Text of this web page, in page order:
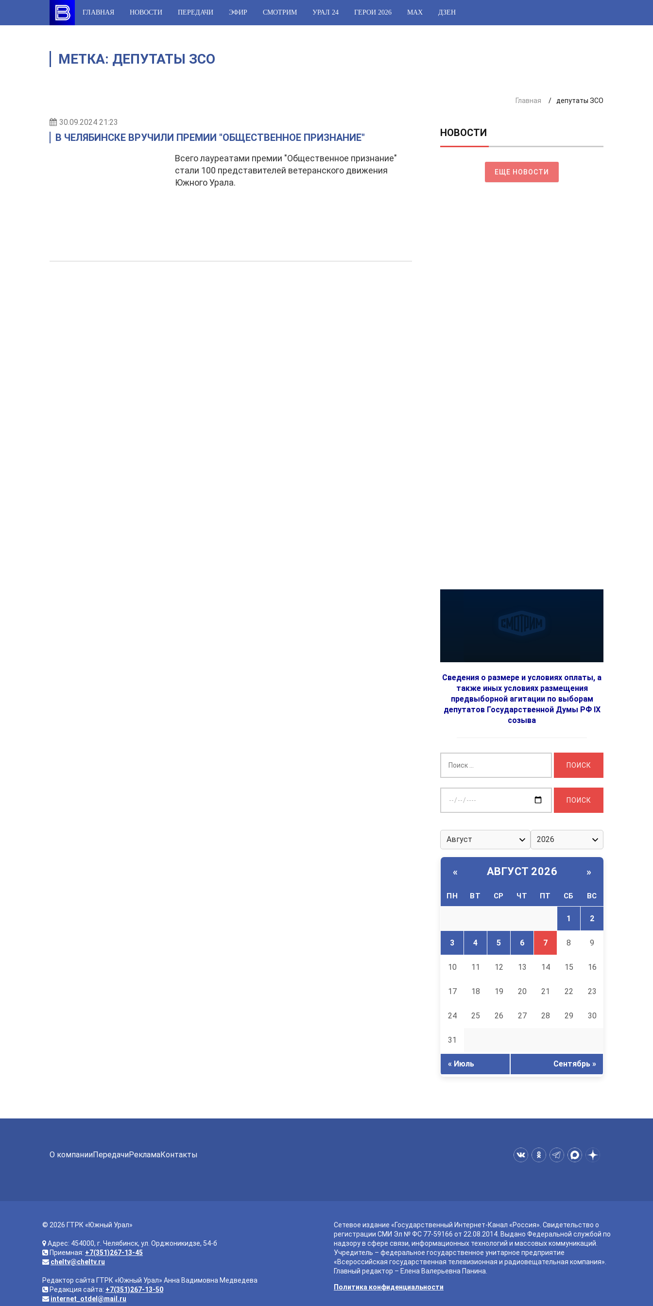
content
ГЛАВНАЯ НОВОСТИ ПЕРЕДАЧИ ЭФИР СМОТРИМ УРАЛ 24 ГЕРОИ 2026 МАХ ДЗЕН
МЕТКА: ДЕПУТАТЫ ЗСО
Главная депутаты ЗСО
30.09.2024 21:23
В ЧЕЛЯБИНСКЕ ВРУЧИЛИ ПРЕМИИ "ОБЩЕСТВЕННОЕ ПРИЗНАНИЕ"
Всего лауреатами премии "Общественное признание"
стали 100 представителей ветеранского движения
Южного Урала.
НОВОСТИ
ЕЩЕ НОВОСТИ
Сведения о размере и условиях оплаты, а
также иных условиях размещения
предвыборной агитации по выборам
депутатов Государственной Думы РФ IX
созыва
дату:
« АВГУСТ 2026 »
ПН ВТ СР ЧТ ПТ СБ ВС
1 2
3 4 5 6 7 8 9
10 11 12 13 14 15 16
17 18 19 20 21 22 23
24 25 26 27 28 29 30
31
« Июль Сентябрь »
О компанииПередачиРекламаКонтакты
© 2026 ГТРК «Южный Урал»
Адрес: 454000, г. Челябинск, ул. Орджоникидзе, 54-б
Приемная: +7(351)267-13-45
cheltv@cheltv.ru
Редактор сайта ГТРК «Южный Урал» Анна Вадимовна Медведева
Редакция сайта: +7(351)267-13-50
internet_otdel@mail.ru
Сетевое издание «Государственный Интернет-Канал «Россия». Свидетельство о
регистрации СМИ Эл № ФС 77-59166 от 22.08.2014. Выдано Федеральной службой по
надзору в сфере связи, информационных технологий и массовых коммуникаций.
Учредитель – федеральное государственное унитарное предприятие
«Всероссийская государственная телевизионная и радиовещательная компания».
Главный редактор – Елена Валерьевна Панина.
Политика конфиденциальности